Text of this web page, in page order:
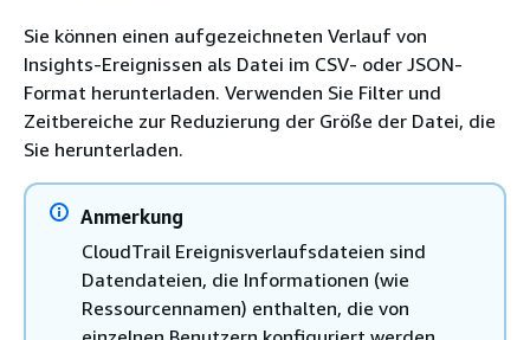
Sie können einen aufgezeichneten Verlauf von
Insights-Ereignissen als Datei im CSV- oder JSON-
Format herunterladen. Verwenden Sie Filter und
Zeitbereiche zur Reduzierung der Größe der Datei, die
Sie herunterladen.
Anmerkung
CloudTrail Ereignisverlaufsdateien sind
Datendateien, die Informationen (wie
Ressourcennamen) enthalten, die von